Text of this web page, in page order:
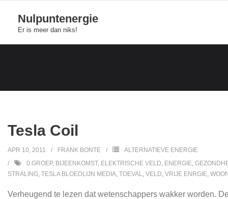
content
Nulpuntenergie
Er is meer dan niks!
Tesla Coil
APR 10, 2011 FRANK BONTE
ALTERNATIEVE ENERGIE
0.GROEP, BIJEENKOMST, ELEKTRISCHE VELD, ENERGIE,
STRALING, TESLA BLOEDLIJN MEDIA, TOEVAL, VELD, VRIJE ENRGIE,
Verheugend te lezen dat wetenschappers wakker worden.